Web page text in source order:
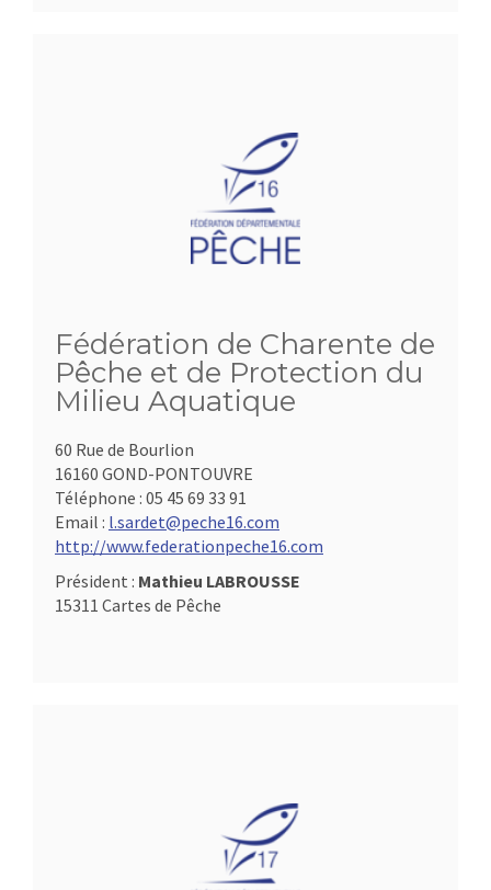
Fédération de Charente de
Pêche et de Protection du
Milieu Aquatique
60 Rue de Bourlion
16160 GOND-PONTOUVRE
Téléphone : 05 45 69 33 91
Email : l.sardet@peche16.com
http://www.federationpeche16.com
Président : Mathieu LABROUSSE
15311 Cartes de Pêche